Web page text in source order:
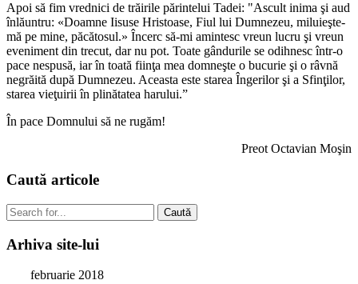
Apoi să fim vrednici de trăirile părintelui Tadei: "Ascult inima şi aud
înlăuntru: «Doamne Iisuse Hristoase, Fiul lui Dumnezeu, miluieşte-
mă pe mine, păcătosul.» Încerc să-mi amintesc vreun lucru şi vreun
eveniment din trecut, dar nu pot. Toate gândurile se odihnesc într-o
pace nespusă, iar în toată fiinţa mea domneşte o bucurie şi o râvnă
negrăită după Dumnezeu. Aceasta este starea Îngerilor şi a Sfinţilor,
starea vieţuirii în plinătatea harului.”
În pace Domnului să ne rugăm!
Preot Octavian Moşin
Caută articole
Caută
Arhiva site-lui
februarie 2018